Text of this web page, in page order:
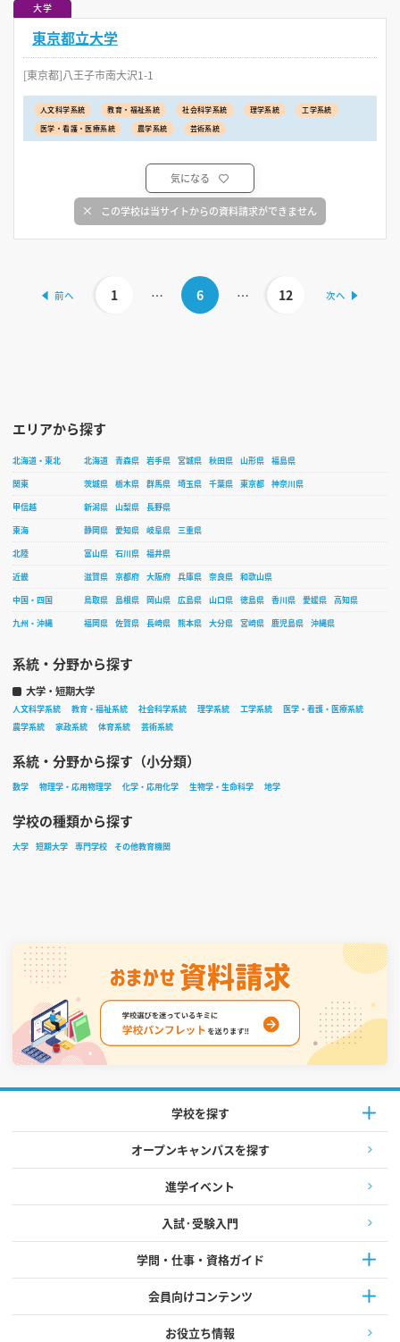
大学
東京都立大学
[東京都]八王子市南大沢1-1
人文科学系統 教育・福祉系統 社会科学系統 理学系統
工学系統
医学・看護・医療系統
農学系統 芸術系統
気になる
この学校は当サイトからの資料請求ができません
1 … 6 … 12
エリアから探す
北海道・東北 北海道 青森県 岩手県 宮城県 秋田県 山形県
福島県
関東
茨城県 栃木県 群馬県 埼玉県 千葉県 東京都
神奈川県
甲信越
新潟県 山梨県
長野県
東海
静岡県 愛知県 岐阜県
三重県
北陸
富山県 石川県
福井県
近畿
滋賀県 京都府 大阪府 兵庫県 奈良県
和歌山県
中国・四国
鳥取県 島根県 岡山県 広島県 山口県 徳島県 香川県 愛媛県
高知県
九州・沖縄
福岡県 佐賀県 長崎県 熊本県 大分県 宮崎県 鹿児島県 沖縄県
系統・分野から探す
大学・短期大学
人文科学系統 教育・福祉系統 社会科学系統 理学系統 工学系統
医学・看護・医療系統
農学系統
家政系統 体育系統 芸術系統
系統・分野から探す（小分類）
数学 物理学・応用物理学 化学・応用化学 生物学・生命科学 地学
学校の種類から探す
大学 短期大学 専門学校 その他教育機関
学校を探す
オープンキャンパスを探す
進学イベント
入試·受験入門
学問・仕事・資格ガイド
会員向けコンテンツ
お役立ち情報